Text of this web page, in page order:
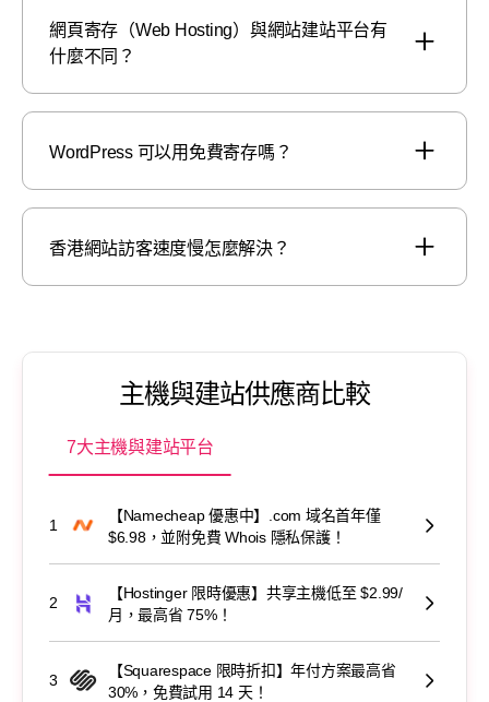
網頁寄存（Web Hosting）與網站建站平台有
什麼不同？
WordPress 可以用免費寄存嗎？
香港網站訪客速度慢怎麼解決？
主機與建站供應商比較
7大主機與建站平台
1
【Namecheap 優惠中】.com 域名首年僅
$6.98，並附免費 Whois 隱私保護！
2
【Hostinger 限時優惠】共享主機低至 $2.99/
月，最高省 75%！
3
【Squarespace 限時折扣】年付方案最高省
30%，免費試用 14 天！